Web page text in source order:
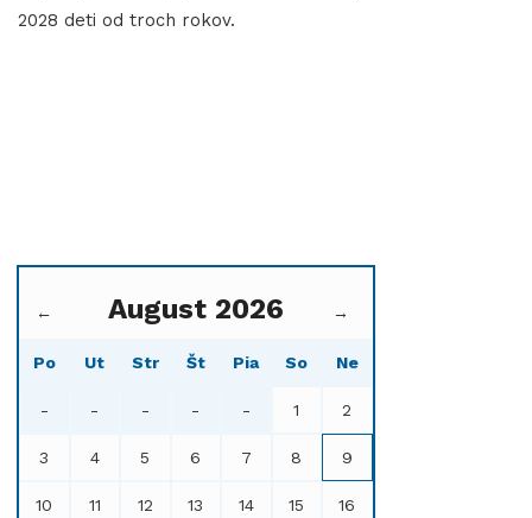
2028 deti od troch rokov.
← August 2026 →
Po Ut Str Št Pia So Ne
- - - - - 1 2
3 4 5 6 7 8 9
10 11 12 13 14 15 16